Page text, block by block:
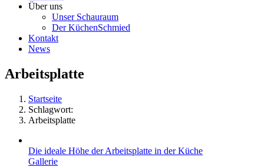
Über uns
Unser Schauraum
Der KüchenSchmied
Kontakt
News
Arbeitsplatte
Startseite
Schlagwort:
Arbeitsplatte
Die ideale Höhe der Arbeitsplatte in der Küche
Gallerie